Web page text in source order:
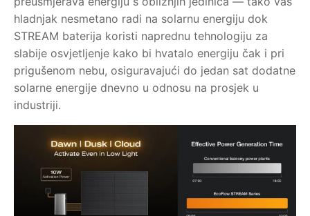
hladnjak nesmetano radi na solarnu energiju dok
STREAM baterija koristi naprednu tehnologiju za
slabije osvjetljenje kako bi hvatalo energiju čak i pri
prigušenom nebu, osiguravajući do jedan sat dodatne
solarne energije dnevno u odnosu na prosjek u
industriji.